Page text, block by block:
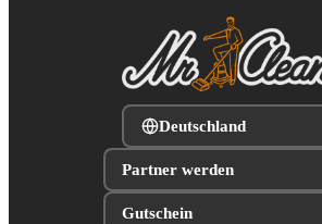
Deutschland
Partner werden
Gutschein